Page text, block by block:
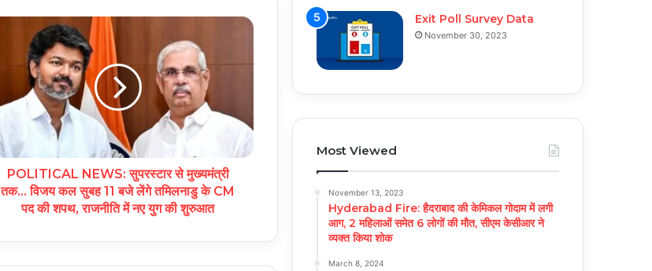
POLITICAL NEWS: सुपरस्टार से मुख्यमंत्री
तक… विजय कल सुबह 11 बजे लेंगे तमिलनाडु के CM
पद की शपथ, राजनीति में नए युग की शुरुआत
Exit Poll Survey Data
November 30, 2023
Most Viewed
November 13, 2023
Hyderabad Fire: हैदराबाद की केमिकल गोदाम में लगी
आग, 2 महिलाओं समेत 6 लोगों की मौत, सीएम केसीआर ने
व्यक्त किया शोक
March 8, 2024